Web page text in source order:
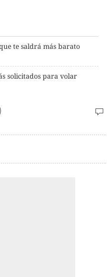
te saldrá más barato
solicitados para volar